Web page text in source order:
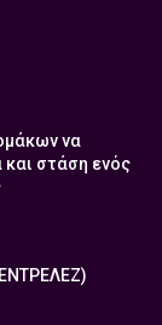
να
στάση ενός